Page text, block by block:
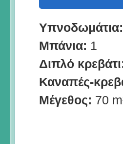
Υπνοδωμάτια:
Μπάνια: 1
Διπλό
Καναπές-
Μέγεθος: 70